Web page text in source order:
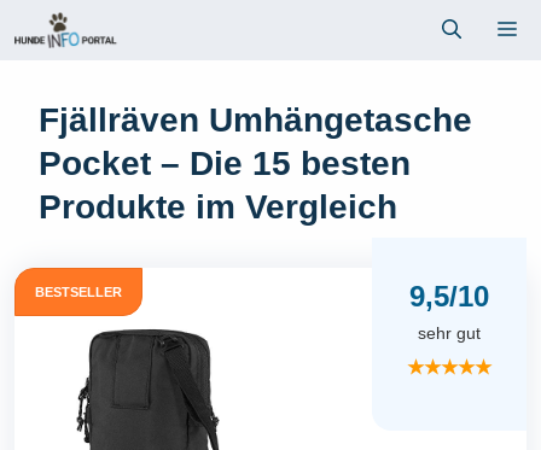
Inhalt
Fjällräven Umhängetasche
Pocket – Die 15 besten
Produkte im Vergleich
BESTSELLER 9,5/10
sehr gut
★★★★★